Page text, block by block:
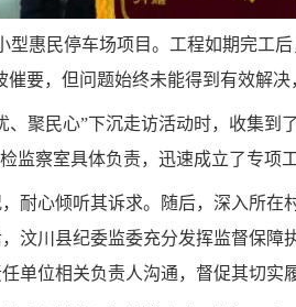
型惠民停车场项目。工程如期完工
要，但问题始终未能得到有效解决
聚民心”下沉走访活动时，收集到
监察室具体负责，迅速成立了专项
耐心倾听其诉求。随后，深入所
汶川县纪委监委充分发挥监督保
单位相关负责人沟通，督促其切实